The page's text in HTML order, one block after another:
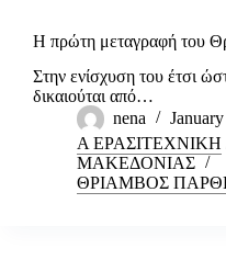
Η πρώτη μεταγραφή του
Στην ενίσχυση του έτσι
δικαιούται από…
nena
Α ΕΡΑΣΙΤΕΧΝΙΚΗ
ΜΑΚΕΔΟΝΙΑΣ
ΘΡΙΑΜΒΟΣ